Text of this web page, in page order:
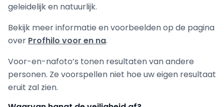
geleidelijk en natuurlijk.
Bekijk meer informatie en voorbeelden op de pagina
over Profhilo voor en na.
Voor-en-nafoto’s tonen resultaten van andere
personen. Ze voorspellen niet hoe uw eigen resultaat
eruit zal zien.